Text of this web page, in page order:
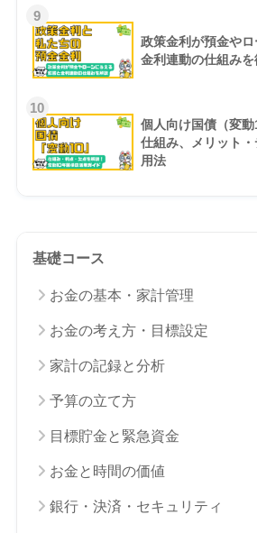
9
政策金利が預金や
金利連動の仕組み
10
個人向け国債（変
仕組み、メリット
用法
基礎コース
お金の基本・家計管理
お金の考え方・目標設定
家計の記録と分析
予算の立て方
目標貯金と緊急資金
お金と時間の価値
銀行・決済・セキュリティ